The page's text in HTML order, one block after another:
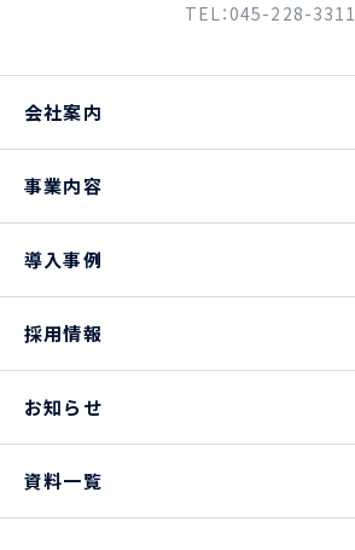
TEL：045-228-3311
会社案内
事業内容
導入事例
採用情報
お知らせ
資料一覧